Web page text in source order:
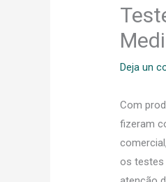
Deja un
Com
fizeram
os testes